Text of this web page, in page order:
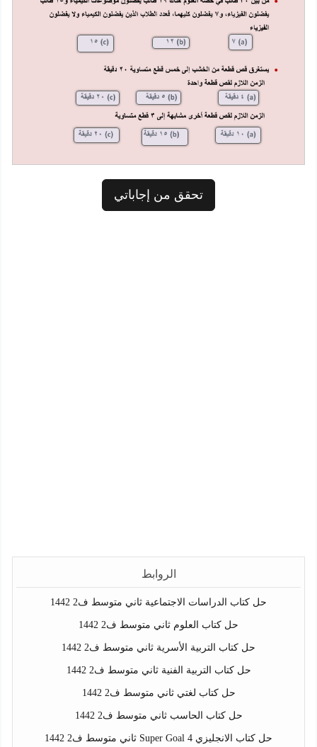
تحقق من إجاباتي
الروابط
حل كتاب الدراسات الاجتماعية ثاني متوسط ف2 1442
حل كتاب العلوم ثاني متوسط ف2 1442
حل كتاب التربية الأسرية ثاني متوسط ف2 1442
حل كتاب التربية الفنية ثاني متوسط ف2 1442
حل كتاب لغتي ثاني متوسط ف2 1442
حل كتاب الحاسب ثاني متوسط ف2 1442
حل كتاب الانجليزي Super Goal 4 ثاني متوسط ف2 1442